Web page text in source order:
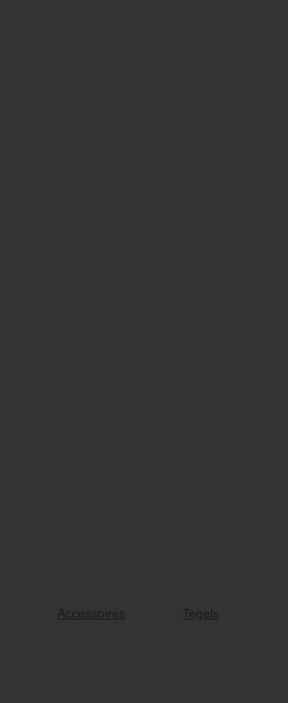
Accessoires Tegels